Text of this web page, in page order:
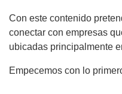
Con este contenido
conectar con empresas
ubicadas principalmente
Empecemos con lo